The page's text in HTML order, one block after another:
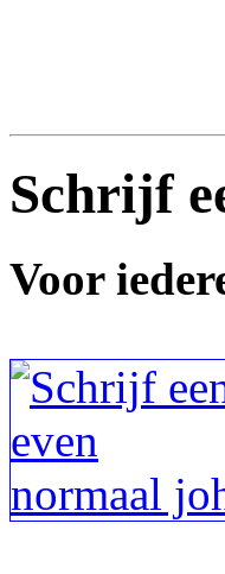
Schrijf
Voor